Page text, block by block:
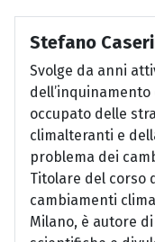
Stefano
Svolge da anni
dell’inquinamento
occupato delle
climalteranti e
problema dei
Titolare del corso
cambiamenti
Milano, è autore